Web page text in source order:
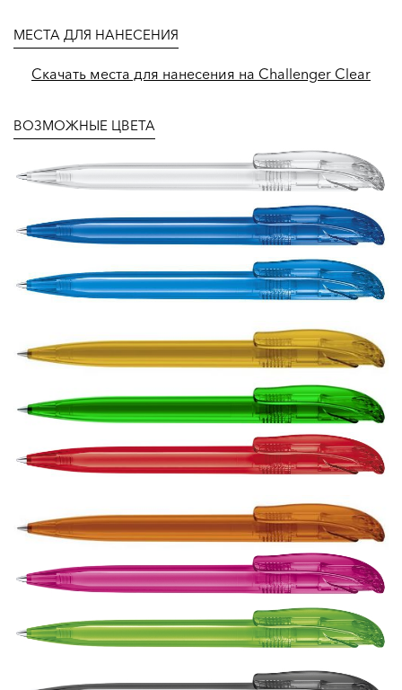
МЕСТА ДЛЯ НАНЕСЕНИЯ
Скачать места для нанесения на Challenger Clear
ВОЗМОЖНЫЕ ЦВЕТА